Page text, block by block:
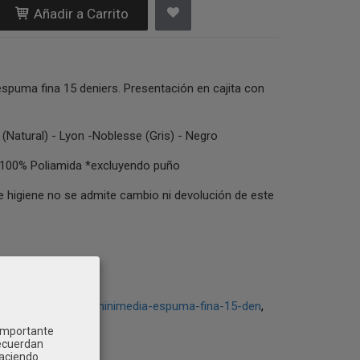
Añadir a Carrito
fina 15 deniers. Presentación en cajita con
- Lyon -Noblesse (Gris) - Negro
Poliamida *excluyendo puño
higiene no se admite cambio ni devolución de este
minimedia-espuma-fina-15-den